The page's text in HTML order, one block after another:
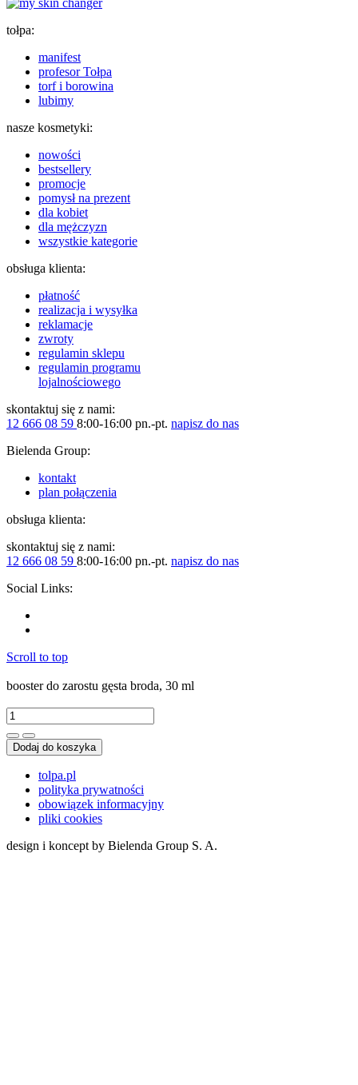
tołpa:
manifest
profesor Tołpa
torf i borowina
lubimy
nasze kosmetyki:
nowości
bestsellery
promocje
pomysł na prezent
dla kobiet
dla mężczyzn
wszystkie kategorie
obsługa klienta:
płatność
realizacja i wysyłka
reklamacje
zwroty
regulamin sklepu
regulamin programu
lojalnościowego
skontaktuj się z nami:
12 666 08 59 8:00-16:00 pn.-pt. napisz do nas
Bielenda Group:
kontakt
plan połączenia
obsługa klienta:
skontaktuj się z nami:
12 666 08 59 8:00-16:00 pn.-pt. napisz do nas
Social Links:
Scroll to top
booster do zarostu gęsta broda, 30 ml
Dodaj do koszyka
tolpa.pl
polityka prywatności
obowiązek informacyjny
pliki cookies
design i koncept by Bielenda Group S. A.